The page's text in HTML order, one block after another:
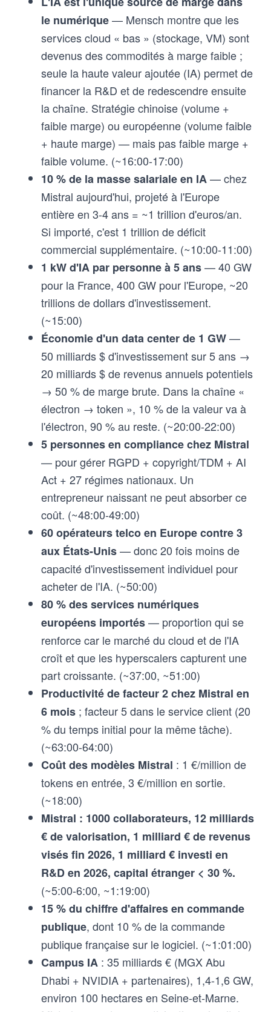
le numérique— Mensch montre que les
services cloud « bas » (stockage, VM) sont
devenus des commodités à marge faible ;
seule la haute valeur ajoutée (IA) permet de
financer la R&D et de redescendre ensuite
la chaîne. Stratégie chinoise (volume +
faible marge) ou européenne (volume faible
+ haute marge) — mais pas faible marge +
faible volume. (~16:00-17:00)
10 % de la masse salariale en IA— chez
Mistral aujourd'hui, projeté à l'Europe
entière en 3-4 ans = ~1 trillion d'euros/an.
Si importé, c'est 1 trillion de déficit
commercial supplémentaire. (~10:00-11:00)
1 kW d'IA par personne à 5 ans— 40 GW
pour la France, 400 GW pour l'Europe, ~20
trillions de dollars d'investissement.
(~15:00)
Économie d'un data center de 1 GW—
50 milliards $ d'investissement sur 5 ans →
20 milliards $ de revenus annuels potentiels
→ 50 % de marge brute. Dans la chaîne «
électron → token », 10 % de la valeur va à
l'électron, 90 % au reste. (~20:00-22:00)
5 personnes en compliance chez Mistral
— pour gérer RGPD + copyright/TDM + AI
Act + 27 régimes nationaux. Un
entrepreneur naissant ne peut absorber ce
coût. (~48:00-49:00)
60 opérateurs telco en Europe contre 3
aux États-Unis— donc 20 fois moins de
capacité d'investissement individuel pour
acheter de l'IA. (~50:00)
80 % des services numériques
européens importés— proportion qui se
renforce car le marché du cloud et de l'IA
croît et que les hyperscalers capturent une
part croissante. (~37:00, ~51:00)
Productivité de facteur 2 chez Mistral en
6 mois ; facteur 5 dans le service client (20
% du temps initial pour la même tâche).
(~63:00-64:00)
Coût des modèles Mistral : 1 €/million de
tokens en entrée, 3 €/million en sortie.
(~18:00)
Mistral : 1000 collaborateurs, 12 milliards
€ de valorisation, 1 milliard € de revenus
visés fin 2026, 1 milliard € investi en
R&D en 2026, capital étranger < 30 %.
(~5:00-6:00, ~1:19:00)
15 % du chiffre d'affaires en commande
publique, dont 10 % de la commande
publique française sur le logiciel. (~1:01:00)
Campus IA : 35 milliards € (MGX Abu
Dhabi + NVIDIA + partenaires), 1,4-1,6 GW,
environ 100 hectares en Seine-et-Marne.